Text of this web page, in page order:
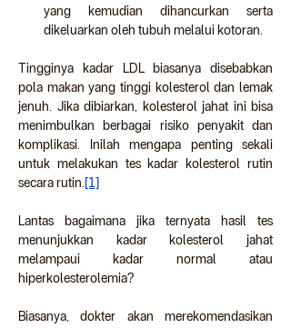
yang kemudian dihancurkan serta
dikeluarkan oleh tubuh melalui kotoran.
Tingginya kadar LDL biasanya disebabkan
pola makan yang tinggi kolesterol dan lemak
jenuh. Jika dibiarkan, kolesterol jahat ini bisa
menimbulkan berbagai risiko penyakit dan
komplikasi. Inilah mengapa penting sekali
untuk melakukan tes kadar kolesterol rutin
secara rutin. [1]
Lantas bagaimana jika ternyata hasil tes
menunjukkan kadar kolesterol jahat
melampaui kadar normal atau
hiperkolesterolemia?
Biasanya, dokter akan merekomendasikan